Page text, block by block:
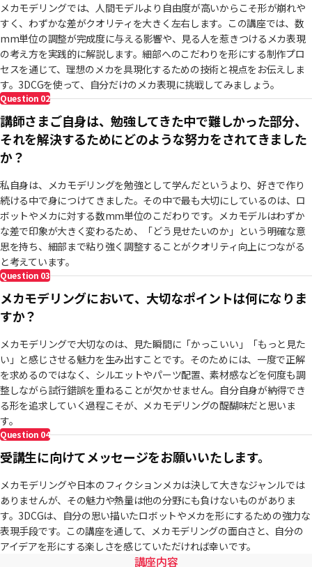
メカモデリングでは、人間モデルより自由度が高いからこそ形が崩れや
すく、わずかな差がクオリティを大きく左右します。この講座では、数
mm単位の調整が完成度に与える影響や、見る人を惹きつけるメカ表現
の考え方を実践的に解説します。細部へのこだわりを形にする制作プロ
セスを通じて、理想のメカを具現化するための技術と視点をお伝えしま
す。3DCGを使って、自分だけのメカ表現に挑戦してみましょう。
Question 02
講師さまご自身は、勉強してきた中で難しかった部分、
それを解決するためにどのような努力をされてきました
か？
私自身は、メカモデリングを勉強として学んだというより、好きで作り
続ける中で身につけてきました。その中で最も大切にしているのは、ロ
ボットやメカに対する数mm単位のこだわりです。メカモデルはわずか
な差で印象が大きく変わるため、「どう見せたいのか」という明確な意
思を持ち、細部まで粘り強く調整することがクオリティ向上につながる
と考えています。
Question 03
メカモデリングにおいて、大切なポイントは何になりま
すか？
メカモデリングで大切なのは、見た瞬間に「かっこいい」「もっと見た
い」と感じさせる魅力を生み出すことです。そのためには、一度で正解
を求めるのではなく、シルエットやパーツ配置、素材感などを何度も調
整しながら試行錯誤を重ねることが欠かせません。自分自身が納得でき
る形を追求していく過程こそが、メカモデリングの醍醐味だと思いま
す。
Question 04
受講生に向けてメッセージをお願いいたします。
メカモデリングや日本のフィクションメカは決して大きなジャンルでは
ありませんが、その魅力や熱量は他の分野にも負けないものがありま
す。3DCGは、自分の思い描いたロボットやメカを形にするための強力な
表現手段です。この講座を通して、メカモデリングの面白さと、自分の
アイデアを形にする楽しさを感じていただければ幸いです。
講座内容